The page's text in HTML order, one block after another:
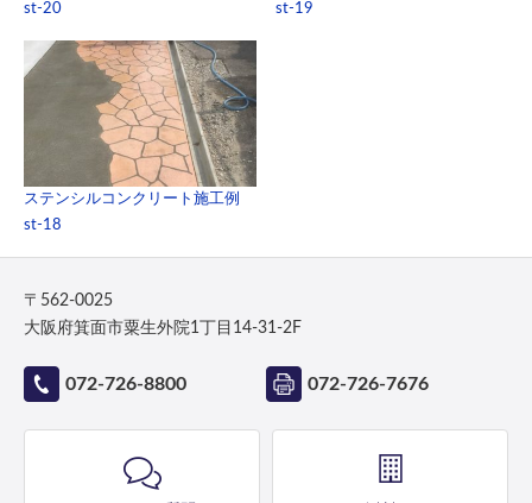
st-20
st-19
ステンシルコンクリート施工例
st-18
〒562-0025
大阪府箕面市粟生外院1丁目14-31-2F
072-726-8800 072-726-7676